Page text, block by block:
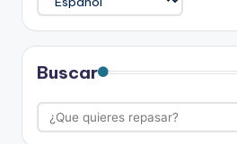
Buscar